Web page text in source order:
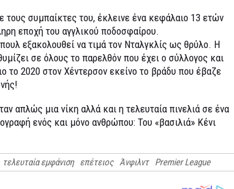
συμπαίκτες του, έκλεινε ένα κεφάλαιο 13 ετών
εποχή του αγγλικού ποδοσφαίρου.
εξακολουθεί να τιμά τον Νταλγκλίς ως θρύλο. Η
σε όλους το παρελθόν που έχει ο σύλλογος και
το 2020 στον Χέντερσον εκείνο το βράδυ που έβαζε
απλώς μια νίκη αλλά και η τελευταία πινελιά σε ένα
ενός και μόνο ανθρώπου: Του «βασιλιά» Κένι
τελευταία εμφάνιση επέτειος Άνφιλντ Premier League